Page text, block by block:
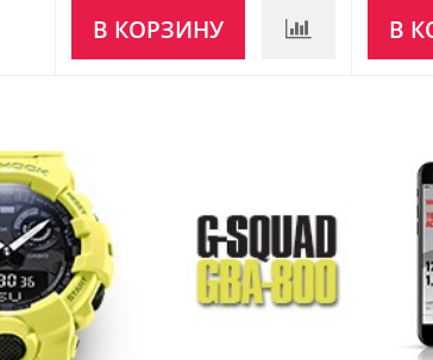
В КОРЗИНУ В